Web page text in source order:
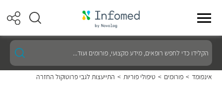
הקלידו
כדי
לחפש
רופאים,
מידע
אינפומד > פורומים > טיפולי פוריות > התייעצות לגבי פרוטוקול החזרה